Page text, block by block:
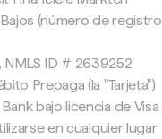
(número de registro
NMLS ID # 2639252
Prepaga (la "Tarjeta")
bajo licencia de Visa
en cualquier lugar